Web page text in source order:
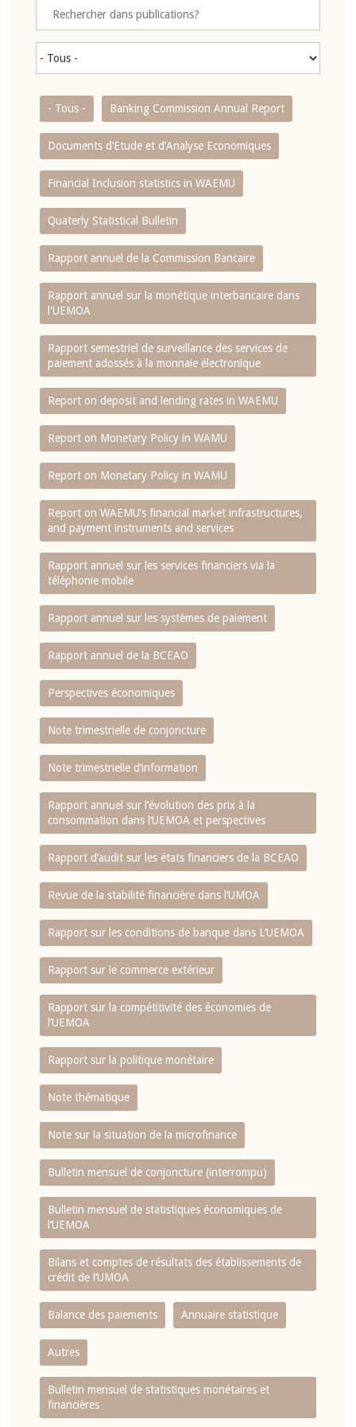
- Tous - Banking Commission Annual Report
Documents d’Etude et d’Analyse Economiques
Financial Inclusion statistics in WAEMU
Quaterly Statistical Bulletin
Rapport annuel de la Commission Bancaire
Rapport annuel sur la monétique interbancaire dans
l'UEMOA
Rapport semestriel de surveillance des services de
paiement adossés à la monnaie électronique
Report on deposit and lending rates in WAEMU
Report on Monetary Policy in WAMU
Report on Monetary Policy in WAMU
Report on WAEMU’s financial market infrastructures,
and payment instruments and services
Rapport annuel sur les services financiers via la
téléphonie mobile
Rapport annuel sur les systèmes de paiement
Rapport annuel de la BCEAO
Perspectives économiques
Note trimestrielle de conjoncture
Note trimestrielle d‘information
Rapport annuel sur l‘évolution des prix à la
consommation dans l‘UEMOA et perspectives
Rapport d‘audit sur les états financiers de la BCEAO
Revue de la stabilité financière dans l‘UMOA
Rapport sur les conditions de banque dans L‘UEMOA
Rapport sur le commerce extérieur
Rapport sur la compétitivité des économies de
l‘UEMOA
Rapport sur la politique monétaire
Note thématique
Note sur la situation de la microfinance
Bulletin mensuel de conjoncture (interrompu)
Bulletin mensuel de statistiques économiques de
l‘UEMOA
Bilans et comptes de résultats des établissements de
crédit de l‘UMOA
Balance des paiements Annuaire statistique
Autres
Bulletin mensuel de statistiques monétaires et
financières